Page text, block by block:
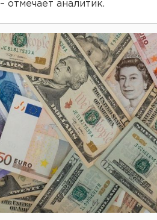
– отмечает аналитик.